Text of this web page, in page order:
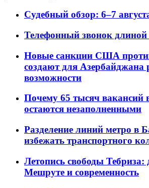
Судебный обзор: 6–7
Телефонный звонок длиной
Новые санкции США
создают для Азербайджана
возможности
Почему 65 тысяч вакансий
остаются незаполненными
Разделение линий метро в
избежать транспортного
Летопись свободы Тебриза:
Мешруте и современность